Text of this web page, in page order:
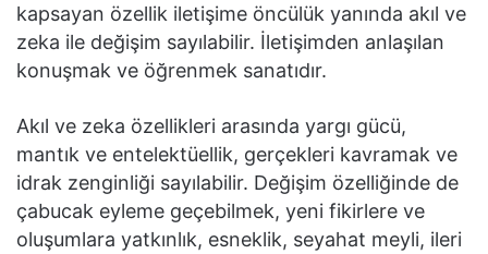
kapsayan özellik iletişime öncülük yanında akıl ve
zeka ile değişim sayılabilir. İletişimden anlaşılan
konuşmak ve öğrenmek sanatıdır.
Akıl ve zeka özellikleri arasında yargı gücü,
mantık ve entelektüellik, gerçekleri kavramak ve
idrak zenginliği sayılabilir. Değişim özelliğinde de
çabucak eyleme geçebilmek, yeni fikirlere ve
oluşumlara yatkınlık, esneklik, seyahat meyli, ileri